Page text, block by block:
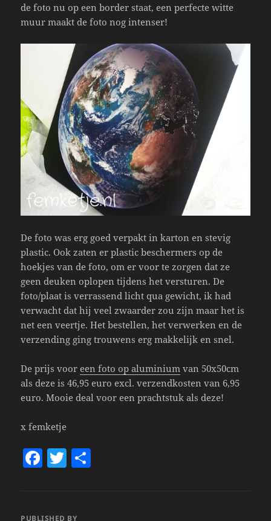
de foto nu op een border staat, een perfecte witte
muur maakt de foto nog intenser!
De foto was erg goed verpakt in karton en stevig
plastic. Ook zaten er plastic beschermers op de
hoekjes van de foto, om er voor te zorgen dat ze
geen deuken oplopen tijdens het versturen. De
foto/plaat is verrassend licht qua gewicht, ik had
verwacht dat hij veel zwaarder zou zijn maar het is
net een veertje. Het bestellen, het verwerken en de
verzending ging trouwens erg makkelijk en snel.
De prijs voor een foto op aluminium van 50x50cm
als deze is 46,95 euro excl. verzendkosten van 6,95
euro. Mooie deal voor een prachtstuk als deze!
x femketje
F
e
T
er
PUBLISHED BY